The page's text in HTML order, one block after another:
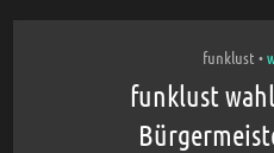
funklust •
funklust